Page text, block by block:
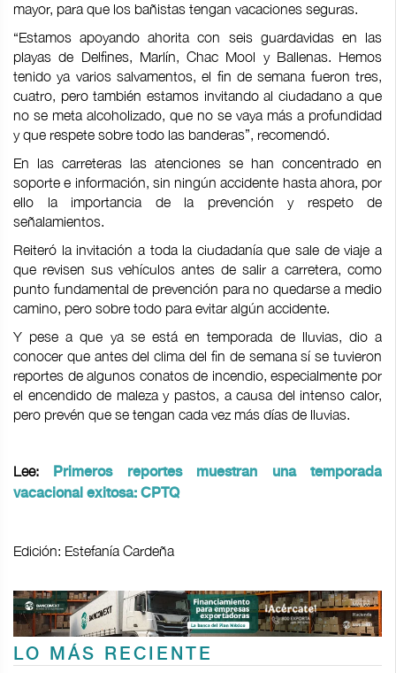
mayor, para que los bañistas tengan vacaciones seguras.
“Estamos apoyando ahorita con seis guardavidas en las
playas de Delfines, Marlín, Chac Mool y Ballenas. Hemos
tenido ya varios salvamentos, el fin de semana fueron tres,
cuatro, pero también estamos invitando al ciudadano a que
no se meta alcoholizado, que no se vaya más a profundidad
y que respete sobre todo las banderas”, recomendó.
En las carreteras las atenciones se han concentrado en
soporte e información, sin ningún accidente hasta ahora, por
ello la importancia de la prevención y respeto de
señalamientos.
Reiteró la invitación a toda la ciudadanía que sale de viaje a
que revisen sus vehículos antes de salir a carretera, como
punto fundamental de prevención para no quedarse a medio
camino, pero sobre todo para evitar algún accidente.
Y pese a que ya se está en temporada de lluvias, dio a
conocer que antes del clima del fin de semana sí se tuvieron
reportes de algunos conatos de incendio, especialmente por
el encendido de maleza y pastos, a causa del intenso calor,
pero prevén que se tengan cada vez más días de lluvias.
Lee:
Primeros reportes muestran una temporada
vacacional exitosa: CPTQ
Edición: Estefanía Cardeña
LO MÁS RECIENTE